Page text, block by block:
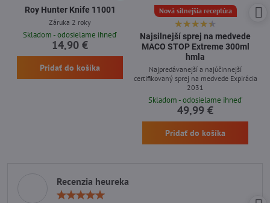
Roy Hunter Knife 11001
Záruka 2 roky
Skladom - odosielame ihneď
14,90 €
Pridať do košíka
Nová silnejšia receptúra
Najsilnejší sprej na medvede
MACO STOP Extreme 300ml
hmla
Najpredávanejší a najúčinnejší
certifikovaný sprej na medvede Expirácia
2031
Skladom - odosielame ihneď
49,99 €
Pridať do košíka
Recenzia heureka